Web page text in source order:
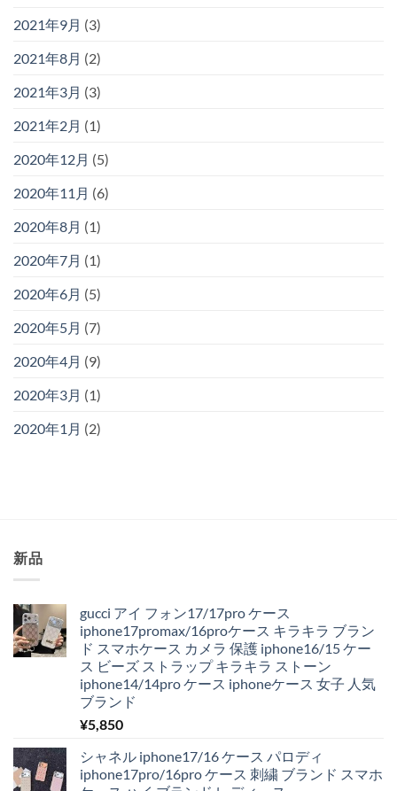
2021年9月 (3)
2021年8月 (2)
2021年3月 (3)
2021年2月 (1)
2020年12月 (5)
2020年11月 (6)
2020年8月 (1)
2020年7月 (1)
2020年6月 (5)
2020年5月 (7)
2020年4月 (9)
2020年3月 (1)
2020年1月 (2)
新品
gucci アイ フォン17/17pro ケース
iphone17promax/16proケース キラキラ ブラン
ド スマホケース カメラ 保護 iphone16/15 ケー
ス ビーズ ストラップ キラキラ ストーン
iphone14/14pro ケース iphoneケース 女子 人気
ブランド
¥5,850
シャネル iphone17/16 ケース パロディ
iphone17pro/16pro ケース 刺繍 ブランド スマホ